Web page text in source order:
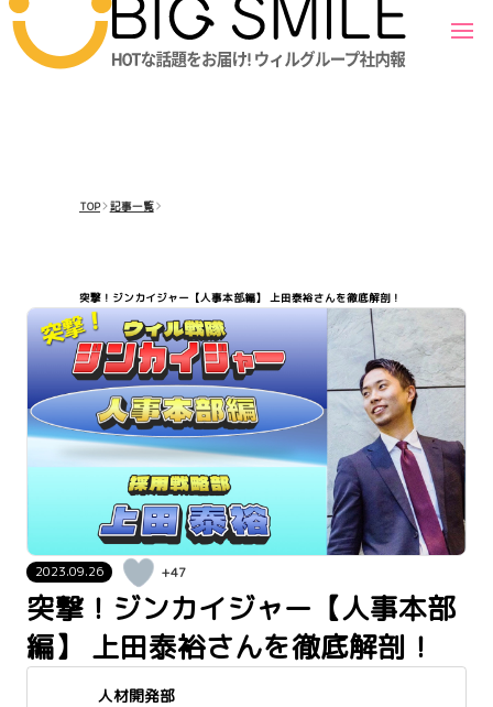
TOP 記事一覧
突撃！ジンカイジャー【人事本部編】 上田泰裕さんを徹底解剖！
2023.09.26 +47
突撃！ジンカイジャー【人事本部
編】 上田泰裕さんを徹底解剖！
人材開発部